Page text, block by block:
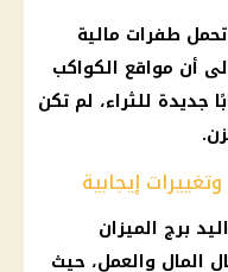
وقالت عبير فؤاد إن توقعات 2025 تحمل طفرات مالية
أن مواقع الكواكب
جديدة للثراء، لم تكن
برج الميزان
المال والعمل، حيث